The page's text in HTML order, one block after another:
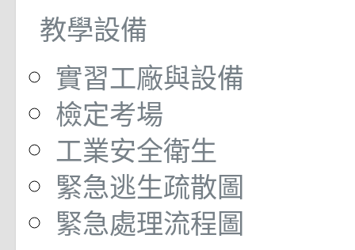
教學設備
實習工廠與設備
檢定考場
工業安全衛生
緊急逃生疏散圖
緊急處理流程圖